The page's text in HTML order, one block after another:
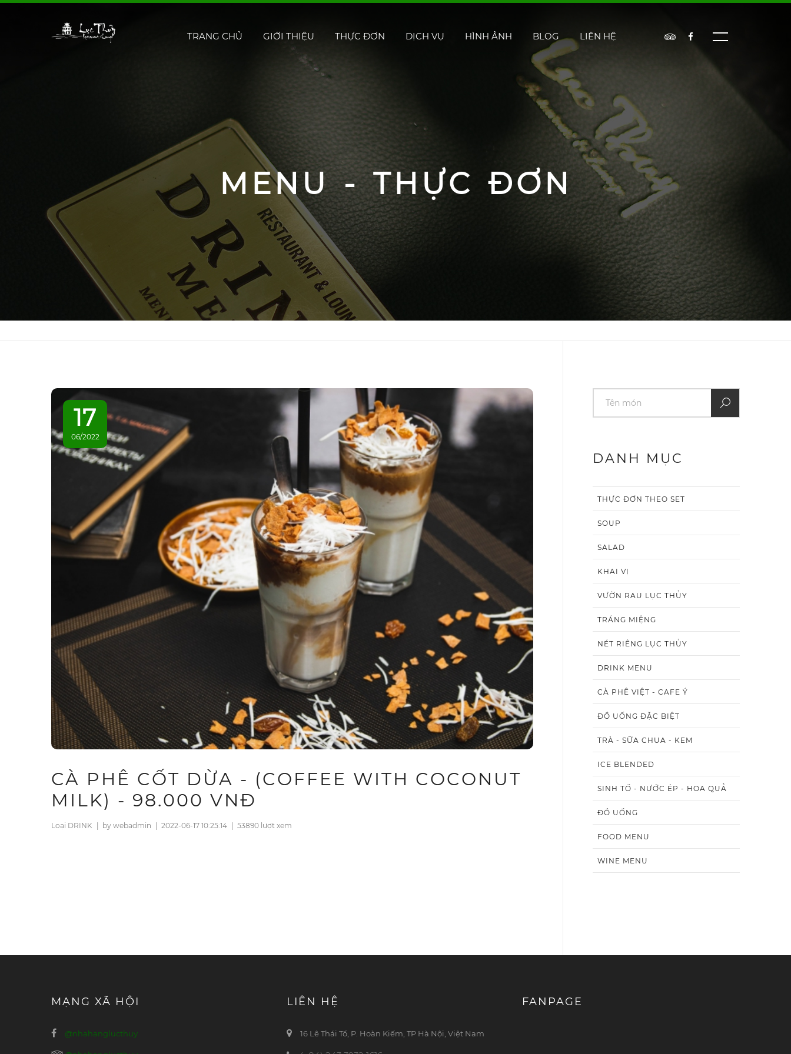
TRANG CHỦ GIỚI THIỆU THỰC ĐƠN DỊCH VỤ HÌNH ẢNH BLOG LIÊN HỆ
MENU - THỰC ĐƠN
17
06/2022
CÀ PHÊ CỐT DỪA - (COFFEE WITH COCONUT
MILK) - 98.000 VNĐ
Loại DRINK by webadmin 2022-06-17 10:25:14 53890 lượt xem
DANH MỤC
THỰC ĐƠN THEO SET
SOUP
SALAD
KHAI VỊ
VƯỜN RAU LỤC THỦY
TRÁNG MIỆNG
NÉT RIÊNG LỤC THỦY
DRINK MENU
CÀ PHÊ VIỆT - CAFE Ý
ĐỒ UỐNG ĐẶC BIỆT
TRÀ - SỮA CHUA - KEM
ICE BLENDED
SINH TỐ - NƯỚC ÉP - HOA QUẢ
ĐỒ UỐNG
FOOD MENU
WINE MENU
MẠNG XÃ HỘI
@nhahanglucthuy
LIÊN HỆ
16 Lê Thái Tổ, P. Hoàn Kiếm, TP Hà Nội, Việt Nam
FANPAGE